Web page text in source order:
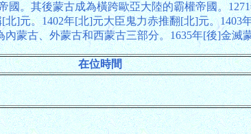
。其後蒙古成為橫跨歐亞大陸的霸權帝國。
]元。1402年[北]元大臣鬼力赤推翻[北]元。
蒙古、外蒙古和西蒙古三部分。1635年[後]金滅
在位時間